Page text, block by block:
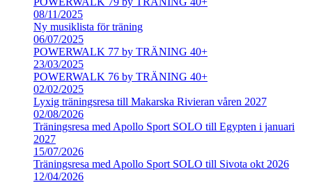
08/11/2025
Ny musiklista för träning
06/07/2025
POWERWALK 77 by TRÄNING 40+
23/03/2025
POWERWALK 76 by TRÄNING 40+
02/02/2025
Lyxig träningsresa till Makarska Rivieran våren 2027
02/08/2026
Träningsresa med Apollo Sport SOLO till Egypten i januari
2027
15/07/2026
Träningsresa med Apollo Sport SOLO till Sivota okt 2026
12/04/2026